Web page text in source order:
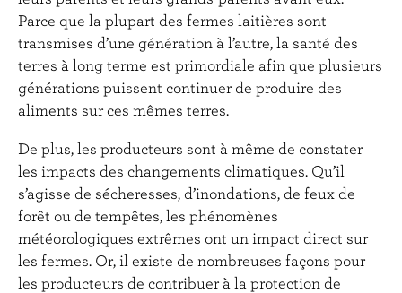
Parce que la plupart des fermes laitières sont
transmises d’une génération à l’autre, la santé des
terres à long terme est primordiale afin que plusieurs
générations puissent continuer de produire des
aliments sur ces mêmes terres.
De plus, les producteurs sont à même de constater
les impacts des changements climatiques. Qu’il
s’agisse de sécheresses, d’inondations, de feux de
forêt ou de tempêtes, les phénomènes
météorologiques extrêmes ont un impact direct sur
les fermes. Or, il existe de nombreuses façons pour
les producteurs de contribuer à la protection de